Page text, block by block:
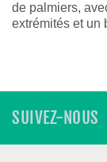
de palmiers,
extrémités et
SUIVEZ-NOUS